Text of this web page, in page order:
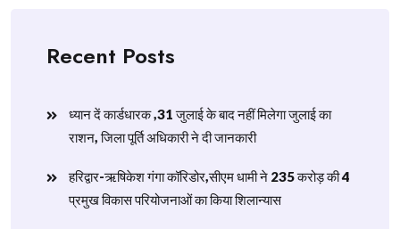
Recent Posts
ध्यान दें कार्डधारक ,31 जुलाई के बाद नहीं मिलेगा जुलाई का
राशन, जिला पूर्ति अधिकारी ने दी जानकारी
हरिद्वार-ऋषिकेश गंगा कॉरिडोर,सीएम धामी ने 235 करोड़ की 4
प्रमुख विकास परियोजनाओं का किया शिलान्यास